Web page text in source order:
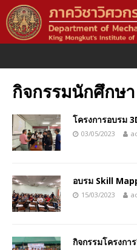
กิจกรรมนักศึกษา
โครงการอบรม
03/05/2023
อบรม Skill
15/03/2023
กิจกรรมโครงกา